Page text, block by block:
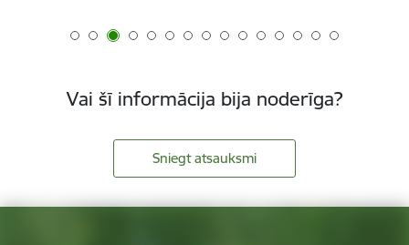
Vai šī informācija bija noderīga?
Sniegt atsauksmi